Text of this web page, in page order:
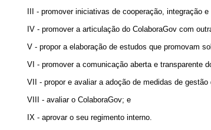
III - promover iniciativas de cooperação, integração
IV - promover a articulação do ColaboraGov com
V - propor a elaboração de estudos que promovam
VI - promover a comunicação aberta e transparente
VII - propor e avaliar a adoção de medidas de
VIII - avaliar o ColaboraGov; e
IX - aprovar o seu regimento interno.